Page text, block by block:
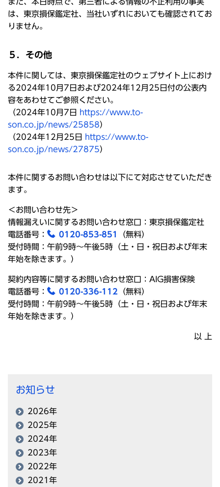
また、本日時点で、第三者による情報の不正利用の事実
は、東京損保鑑定社、当社いずれにおいても確認されてお
りません。
５．その他
本件に関しては、東京損保鑑定社のウェブサイト上におけ
る2024年10月7日および2024年12月25日付の公表内
容をあわせてご参照ください。
（2024年10月7日
https://www.to-
son.co.jp/news/25858）
（2024年12月25日
https://www.to-
son.co.jp/news/27875）
本件に関するお問い合わせは以下にて対応させていただき
ます。
＜お問い合わせ先＞
情報漏えいに関するお問い合わせ窓口：東京損保鑑定社
電話番号：
0120-853-851
（無料）
受付時間：午前9時～午後5時（土・日・祝日および年末
年始を除きます。）
契約内容等に関するお問い合わせ窓口：AIG損害保険
電話番号：
0120-336-112 （無料）
受付時間：午前9時～午後5時（土・日・祝日および年末
年始を除きます。）
以 上
お知らせ
2026年
2025年
2024年
2023年
2022年
2021年